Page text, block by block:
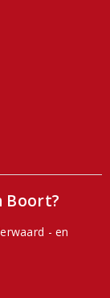
Boort?
- en